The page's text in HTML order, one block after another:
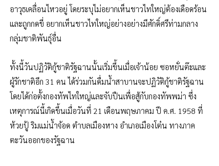
อาวุธเคลื่อนไหวอยู่ โดยระบุไม่อยากเห็นชาวไทใหญ่ต้องเดือดร้อน
และถูกกดขี่ อยากเห็นชาวไทใหญ่อย่างอย่างมีศักดิ์ศรีท่ามกลาง
กลุ่มชาติพันธุ์อื่น
ทั้งนี้วันปฏิวัติกู้ชาติรัฐฉานนั้นเริ่มขึ้นเมื่อเจ้าน้อย ซอหยั่นต๊ะและ
ผู้รักชาติอีก 31 คน ได้ร่วมกันดื่มน้ำสาบานจะปฏิวัติกู้ชาติรัฐฉาน
โดยได้ก่อตั้งกองทัพไทใหญ่และจับปืนเพื่อสู้กับกองทัพพม่า ซึ่ง
เหตุการณ์นี้เกิดขึ้นเมื่อวันที่ 21 เดือนพฤษภาคม ปี ค.ศ. 1958 ที่
ห้วยปู้ ริมแม่น้ำจ้อด ตำบลเมืองหาง อำเภอเมืองโต๋น ทางภาค
ตะวันออกของรัฐฉาน